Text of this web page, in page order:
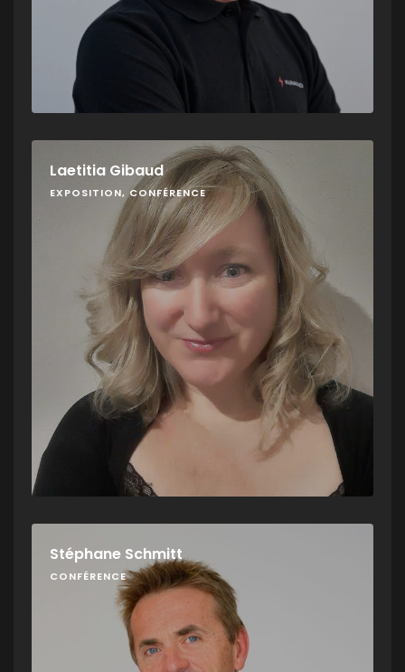
Laetitia Gibaud
EXPOSITION, CONFÉRENCE
Stéphane Schmitt
CONFÉRENCE